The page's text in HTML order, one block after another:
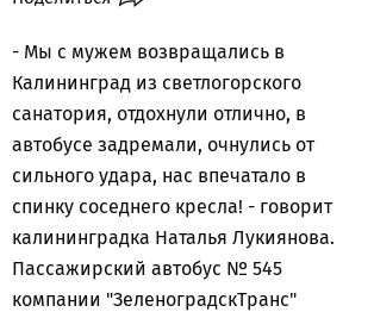
- Мы с мужем возвращались в
Калининград из светлогорского
санатория, отдохнули отлично, в
автобусе задремали, очнулись от
сильного удара, нас впечатало в
спинку соседнего кресла! - говорит
калининградка Наталья Лукиянова.
Пассажирский автобус № 545
компании "ЗеленоградскТранс"